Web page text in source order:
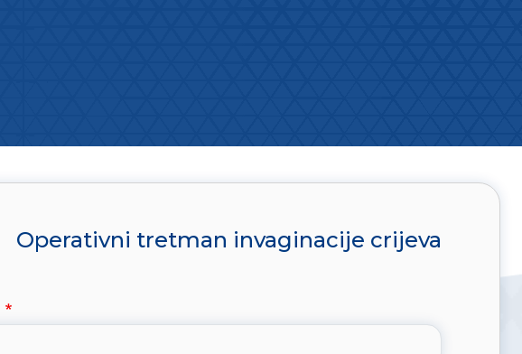
Operativni tretman invaginacije crijeva